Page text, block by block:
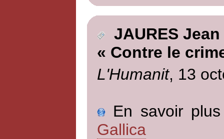
JAURES Jean
« Contre le
L'Humanit, 13
En savoir
Gallica